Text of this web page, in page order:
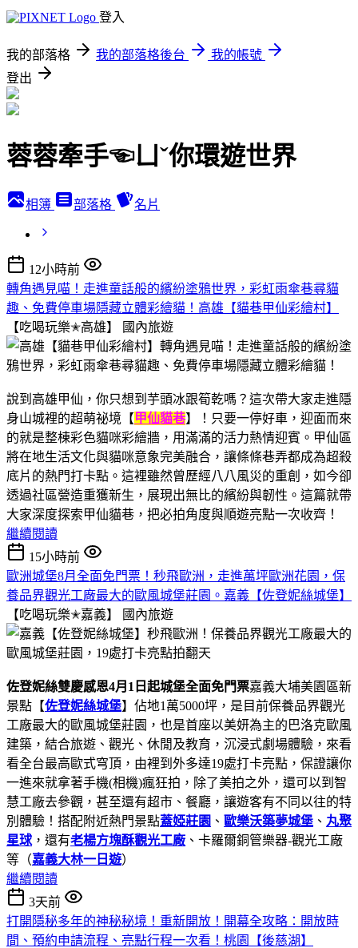
登入
我的部落格 我的部落格後台
我的帳號
登出
蓉蓉牽手☜ㄩˇ你環遊世界
相簿 部落格 名片
12小時前
轉角遇見喵！走進童話般的繽紛塗鴉世界，彩虹雨傘巷尋貓
趣、免費停車場隱藏立體彩繪貓！高雄【貓巷甲仙彩繪村】
【吃喝玩樂✭高雄】
國內旅遊
說到高雄甲仙，你只想到芋頭冰跟筍乾嗎？這次帶大家走進隱
身山城裡的超萌祕境【甲仙貓巷】！只要一停好車，迎面而來
的就是整棟彩色貓咪彩繪牆，用滿滿的活力熱情迎賓。甲仙區
將在地生活文化與貓咪意象完美融合，讓條條巷弄都成為超殺
底片的熱門打卡點。這裡雖然曾歷經八八風災的重創，如今卻
透過社區營造重獲新生，展現出無比的繽紛與韌性。這篇就帶
大家深度探索甲仙貓巷，把必拍角度與順遊亮點一次收齊！
繼續閱讀
15小時前
歐洲城堡8月全面免門票！秒飛歐洲，走進萬坪歐洲花園，保
養品界觀光工廠最大的歐風城堡莊園。嘉義【佐登妮絲城堡】
【吃喝玩樂✭嘉義】
國內旅遊
佐登妮絲雙慶感恩4月1日起城堡全面免門票嘉義大埔美園區新
景點【佐登妮絲城堡】佔地1萬5000坪，是目前保養品界觀光
工廠最大的歐風城堡莊園，也是首座以美妍為主的巴洛克歐風
建築，結合旅遊、觀光、休閒及教育，沉浸式劇場體驗，來看
看全台最高歐式穹頂，由裡到外多達19處打卡亮點，保證讓你
一進來就拿著手機(相機)瘋狂拍，除了美拍之外，還可以到智
慧工廠去參觀，甚至還有超市、餐廳，讓遊客有不同以往的特
別體驗！搭配附近熱門景點蓋婭莊園 、 歐樂沃築夢城堡 、 丸聚
星球 ，還有老楊方塊酥觀光工廠 、卡羅爾銅管樂器-觀光工廠
等（嘉義大林一日遊）
繼續閱讀
3天前
打開隱秘多年的神秘秘境！重新開放！開幕全攻略：開放時
間、預約申請流程、亮點行程一次看！桃園【後慈湖】